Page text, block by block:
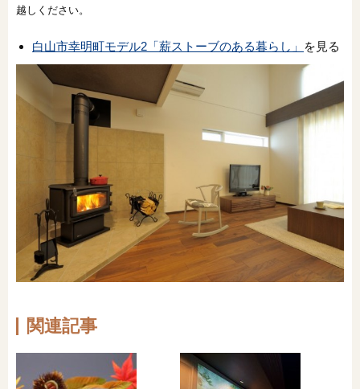
越しください。
白山市幸明町モデル2「薪ストーブのある暮らし」 を見る
関連記事